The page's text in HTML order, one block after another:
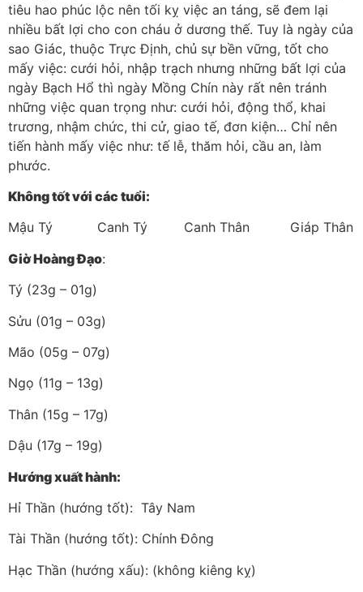
tiêu hao phúc lộc nên tối kỵ việc an táng, sẽ đem lại
nhiều bất lợi cho con cháu ở dương thế. Tuy là ngày của
sao Giác, thuộc Trực Định, chủ sự bền vững, tốt cho
mấy việc: cưới hỏi, nhập trạch nhưng những bất lợi của
ngày Bạch Hổ thì ngày Mồng Chín này rất nên tránh
những việc quan trọng như: cưới hỏi, động thổ, khai
trương, nhậm chức, thi cử, giao tế, đơn kiện… Chỉ nên
tiến hành mấy việc như: tế lễ, thăm hỏi, cầu an, làm
phước.
Không tốt với các tuổi:
Mậu Tý Canh Tý Canh Thân Giáp Thân
Giờ Hoàng Đạo:
Tý (23g – 01g)
Sửu (01g – 03g)
Mão (05g – 07g)
Ngọ (11g – 13g)
Thân (15g – 17g)
Dậu (17g – 19g)
Hướng xuất hành:
Hỉ Thần (hướng tốt): Tây Nam
Tài Thần (hướng tốt): Chính Đông
Hạc Thần (hướng xấu): (không kiêng kỵ)